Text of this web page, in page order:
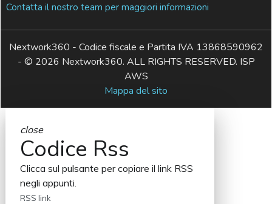
Contatta il nostro team per maggiori informazioni
Nextwork360 - Codice fiscale e Partita IVA 13868590962
- © 2026 Nextwork360. ALL RIGHTS RESERVED. ISP
AWS
Mappa del sito
close
Codice Rss
Clicca sul pulsante per copiare il link RSS
negli appunti.
RSS link